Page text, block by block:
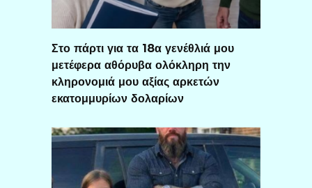
Στο πάρτι για τα 18α γενέθλιά μου
μετέφερα αθόρυβα ολόκληρη την
κληρονομιά μου αξίας αρκετών
εκατομμυρίων δολαρίων